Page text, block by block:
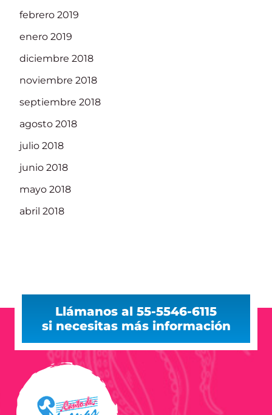
febrero 2019
enero 2019
diciembre 2018
noviembre 2018
septiembre 2018
agosto 2018
julio 2018
junio 2018
mayo 2018
abril 2018
Llámanos al 55-5546-6115
si necesitas más información